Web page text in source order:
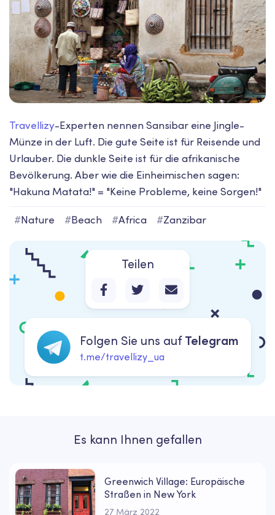
Travellizy-Experten nennen Sansibar eine Jingle-
Münze in der Luft. Die gute Seite ist für Reisende und
Urlauber. Die dunkle Seite ist für die afrikanische
Bevölkerung. Aber wie die Einheimischen sagen:
"Hakuna Matata!" = "Keine Probleme, keine Sorgen!"
#Nature #Beach #Africa #Zanzibar
Teilen
Folgen Sie uns aufTelegram
t.me/travellizy_ua
Es kann Ihnen gefallen
Greenwich Village: Europäische
Straßen in New York
27 März 2022